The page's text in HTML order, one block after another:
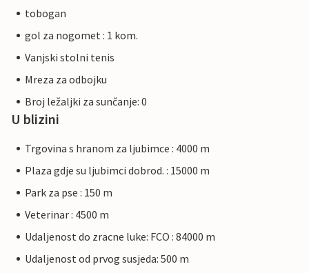
tobogan
gol za nogomet : 1 kom.
Vanjski stolni tenis
Mreza za odbojku
Broj ležaljki za sunčanje: 0
U blizini
Trgovina s hranom za ljubimce : 4000 m
Plaza gdje su ljubimci dobrod. : 15000 m
Park za pse : 150 m
Veterinar : 4500 m
Udaljenost do zracne luke: FCO : 84000 m
Udaljenost od prvog susjeda: 500 m